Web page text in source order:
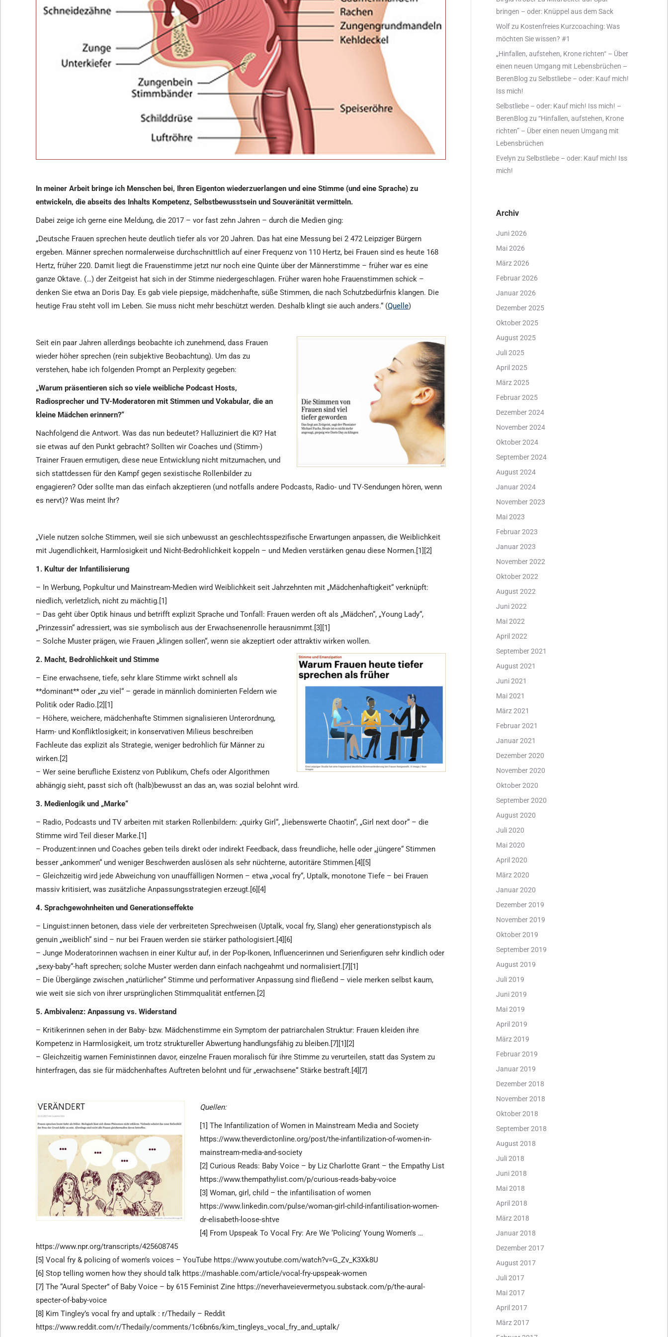
In meiner Arbeit bringe ich Menschen bei, Ihren Eigenton wiederzuerlangen und eine Stimme (und eine Sprache) zu
entwickeln, die abseits des Inhalts Kompetenz, Selbstbewusstsein und Souveränität vermitteln.
Dabei zeige ich gerne eine Meldung, die 2017 – vor fast zehn Jahren – durch die Medien ging:
„Deutsche Frauen sprechen heute deutlich tiefer als vor 20 Jahren. Das hat eine Messung bei 2 472 Leipziger Bürgern
ergeben. Männer sprechen normalerweise durchschnittlich auf einer Frequenz von 110 Hertz, bei Frauen sind es heute 168
Hertz, früher 220. Damit liegt die Frauenstimme jetzt nur noch eine Quinte über der Männerstimme – früher war es eine
ganze Oktave. (…) der Zeitgeist hat sich in der Stimme niedergeschlagen. Früher waren hohe Frauenstimmen schick –
denken Sie etwa an Doris Day. Es gab viele piepsige, mädchenhafte, süße Stimmen, die nach Schutzbedürfnis klangen. Die
heutige Frau steht voll im Leben. Sie muss nicht mehr beschützt werden. Deshalb klingt sie auch anders.“ (Quelle)
Seit ein paar Jahren allerdings beobachte ich zunehmend, dass Frauen
wieder höher sprechen (rein subjektive Beobachtung). Um das zu
verstehen, habe ich folgenden Prompt an Perplexity gegeben:
„Warum präsentieren sich so viele weibliche Podcast Hosts,
Radiosprecher und TV-Moderatoren mit Stimmen und Vokabular, die an
kleine Mädchen erinnern?“
Nachfolgend die Antwort. Was das nun bedeutet? Halluziniert die KI? Hat
sie etwas auf den Punkt gebracht? Sollten wir Coaches und (Stimm-)
Trainer Frauen ermutigen, diese neue Entwicklung nicht mitzumachen, und
sich stattdessen für den Kampf gegen sexistische Rollenbilder zu
engagieren? Oder sollte man das einfach akzeptieren (und notfalls andere Podcasts, Radio- und TV-Sendungen hören, wenn
es nervt)? Was meint Ihr?
„Viele nutzen solche Stimmen, weil sie sich unbewusst an geschlechtsspezifische Erwartungen anpassen, die Weiblichkeit
mit Jugendlichkeit, Harmlosigkeit und Nicht-Bedrohlichkeit koppeln – und Medien verstärken genau diese Normen.[1][2]
1. Kultur der Infantilisierung
– In Werbung, Popkultur und Mainstream-Medien wird Weiblichkeit seit Jahrzehnten mit „Mädchenhaftigkeit“ verknüpft:
niedlich, verletzlich, nicht zu mächtig.[1]
– Das geht über Optik hinaus und betrifft explizit Sprache und Tonfall: Frauen werden oft als „Mädchen“, „Young Lady“,
„Prinzessin“ adressiert, was sie symbolisch aus der Erwachsenenrolle herausnimmt.[3][1]
– Solche Muster prägen, wie Frauen „klingen sollen“, wenn sie akzeptiert oder attraktiv wirken wollen.
2. Macht, Bedrohlichkeit und Stimme
– Eine erwachsene, tiefe, sehr klare Stimme wirkt schnell als
**dominant** oder „zu viel“ – gerade in männlich dominierten Feldern wie
Politik oder Radio.[2][1]
– Höhere, weichere, mädchenhafte Stimmen signalisieren Unterordnung,
Harm- und Konfliktlosigkeit; in konservativen Milieus beschreiben
Fachleute das explizit als Strategie, weniger bedrohlich für Männer zu
wirken.[2]
– Wer seine berufliche Existenz von Publikum, Chefs oder Algorithmen
abhängig sieht, passt sich oft (halb)bewusst an das an, was sozial belohnt wird.
3. Medienlogik und „Marke“
– Radio, Podcasts und TV arbeiten mit starken Rollenbildern: „quirky Girl“, „liebenswerte Chaotin“, „Girl next door“ – die
Stimme wird Teil dieser Marke.[1]
– Produzent:innen und Coaches geben teils direkt oder indirekt Feedback, dass freundliche, helle oder „jüngere“ Stimmen
besser „ankommen“ und weniger Beschwerden auslösen als sehr nüchterne, autoritäre Stimmen.[4][5]
– Gleichzeitig wird jede Abweichung von unauffälligen Normen – etwa „vocal fry“, Uptalk, monotone Tiefe – bei Frauen
massiv kritisiert, was zusätzliche Anpassungsstrategien erzeugt.[6][4]
4. Sprachgewohnheiten und Generationseffekte
– Linguist:innen betonen, dass viele der verbreiteten Sprechweisen (Uptalk, vocal fry, Slang) eher generationstypisch als
genuin „weiblich“ sind – nur bei Frauen werden sie stärker pathologisiert.[4][6]
– Junge Moderatorinnen wachsen in einer Kultur auf, in der Pop-Ikonen, Influencerinnen und Serienfiguren sehr kindlich oder
„sexy-baby“-haft sprechen; solche Muster werden dann einfach nachgeahmt und normalisiert.[7][1]
– Die Übergänge zwischen „natürlicher“ Stimme und performativer Anpassung sind fließend – viele merken selbst kaum,
wie weit sie sich von ihrer ursprünglichen Stimmqualität entfernen.[2]
5. Ambivalenz: Anpassung vs. Widerstand
– Kritikerinnen sehen in der Baby- bzw. Mädchenstimme ein Symptom der patriarchalen Struktur: Frauen kleiden ihre
Kompetenz in Harmlosigkeit, um trotz struktureller Abwertung handlungsfähig zu bleiben.[7][1][2]
– Gleichzeitig warnen Feministinnen davor, einzelne Frauen moralisch für ihre Stimme zu verurteilen, statt das System zu
hinterfragen, das sie für mädchenhaftes Auftreten belohnt und für „erwachsene“ Stärke bestraft.[4][7]
Quellen:
[1] The Infantilization of Women in Mainstream Media and Society
https://www.theverdictonline.org/post/the-infantilization-of-women-in-
mainstream-media-and-society
[2] Curious Reads: Baby Voice – by Liz Charlotte Grant – the Empathy List
https://www.thempathylist.com/p/curious-reads-baby-voice
[3] Woman, girl, child – the infantilisation of women
https://www.linkedin.com/pulse/woman-girl-child-infantilisation-women-
dr-elisabeth-loose-shtve
[4] From Upspeak To Vocal Fry: Are We ‘Policing’ Young Women’s …
https://www.npr.org/transcripts/425608745
[5] Vocal fry & policing of women’s voices – YouTube https://www.youtube.com/watch?v=G_Zv_K3Xk8U
[6] Stop telling women how they should talk https://mashable.com/article/vocal-fry-upspeak-women
[7] The “Aural Specter” of Baby Voice – by 615 Feminist Zine https://neverhaveievermetyou.substack.com/p/the-aural-
specter-of-baby-voice
[8] Kim Tingley’s vocal fry and uptalk : r/Thedaily – Reddit
https://www.reddit.com/r/Thedaily/comments/1c6bn6s/kim_tingleys_vocal_fry_and_uptalk/
bringen – oder: Knüppel aus dem Sack
Wolfzu Kostenfreies Kurzcoaching: Was
möchten Sie wissen? #1
„Hinfallen, aufstehen, Krone richten“ – Über
einen neuen Umgang mit Lebensbrüchen –
BerenBlog zu Selbstliebe – oder: Kauf mich!
Iss mich!
Selbstliebe – oder: Kauf mich! Iss mich! –
BerenBlog zu “Hinfallen, aufstehen, Krone
richten” – Über einen neuen Umgang mit
Lebensbrüchen
Evelyn zu Selbstliebe – oder: Kauf mich! Iss
mich!
Archiv
Juni 2026
Mai 2026
März 2026
Februar 2026
Januar 2026
Dezember 2025
Oktober 2025
August 2025
Juli 2025
April 2025
März 2025
Februar 2025
Dezember 2024
November 2024
Oktober 2024
September 2024
August 2024
Januar 2024
November 2023
Mai 2023
Februar 2023
Januar 2023
November 2022
Oktober 2022
August 2022
Juni 2022
Mai 2022
April 2022
September 2021
August 2021
Juni 2021
Mai 2021
März 2021
Februar 2021
Januar 2021
Dezember 2020
November 2020
Oktober 2020
September 2020
August 2020
Juli 2020
Mai 2020
April 2020
März 2020
Januar 2020
Dezember 2019
November 2019
Oktober 2019
September 2019
August 2019
Juli 2019
Juni 2019
Mai 2019
April 2019
März 2019
Februar 2019
Januar 2019
Dezember 2018
November 2018
Oktober 2018
September 2018
August 2018
Juli 2018
Juni 2018
Mai 2018
April 2018
März 2018
Januar 2018
Dezember 2017
August 2017
Juli 2017
Mai 2017
April 2017
März 2017